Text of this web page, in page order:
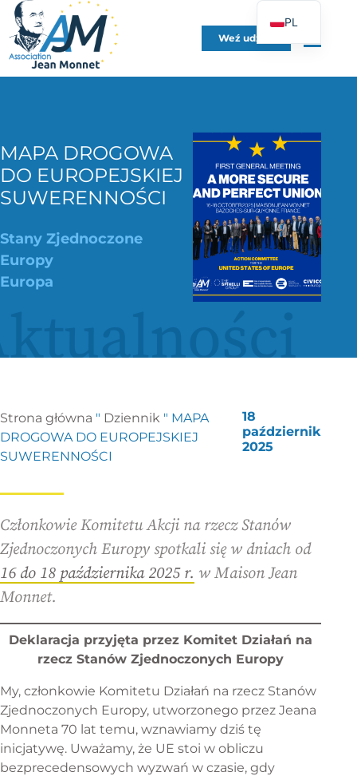
Weź udział
MAPA DROGOWA
DO EUROPEJSKIEJ
SUWERENNOŚCI
Stany Zjednoczone
Europy
Europa
Strona główna " Dziennik " MAPA
DROGOWA DO EUROPEJSKIEJ
SUWERENNOŚCI
18
październik
2025
Członkowie Komitetu Akcji na rzecz Stanów
Zjednoczonych Europy spotkali się w dniach od
16 do 18 października 2025 r. w Maison Jean
Monnet.
Deklaracja przyjęta przez Komitet Działań na
rzecz Stanów Zjednoczonych Europy
My, członkowie Komitetu Działań na rzecz Stanów
Zjednoczonych Europy, utworzonego przez Jeana
Monneta 70 lat temu, wznawiamy dziś tę
inicjatywę. Uważamy, że UE stoi w obliczu
bezprecedensowych wyzwań w czasie, gdy
PL
FR
EN
IT
PT
UK